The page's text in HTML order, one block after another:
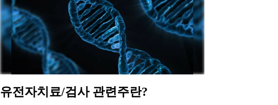
유전자치료/검사 관련주란?